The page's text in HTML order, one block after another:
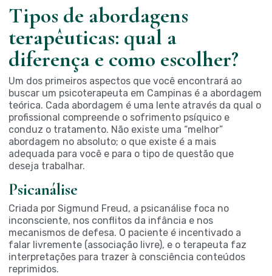
Tipos de abordagens
terapêuticas: qual a
diferença e como escolher?
Um dos primeiros aspectos que você encontrará ao
buscar um psicoterapeuta em Campinas é a abordagem
teórica. Cada abordagem é uma lente através da qual o
profissional compreende o sofrimento psíquico e
conduz o tratamento. Não existe uma “melhor”
abordagem no absoluto; o que existe é a mais
adequada para você e para o tipo de questão que
deseja trabalhar.
Psicanálise
Criada por Sigmund Freud, a psicanálise foca no
inconsciente, nos conflitos da infância e nos
mecanismos de defesa. O paciente é incentivado a
falar livremente (associação livre), e o terapeuta faz
interpretações para trazer à consciência conteúdos
reprimidos.